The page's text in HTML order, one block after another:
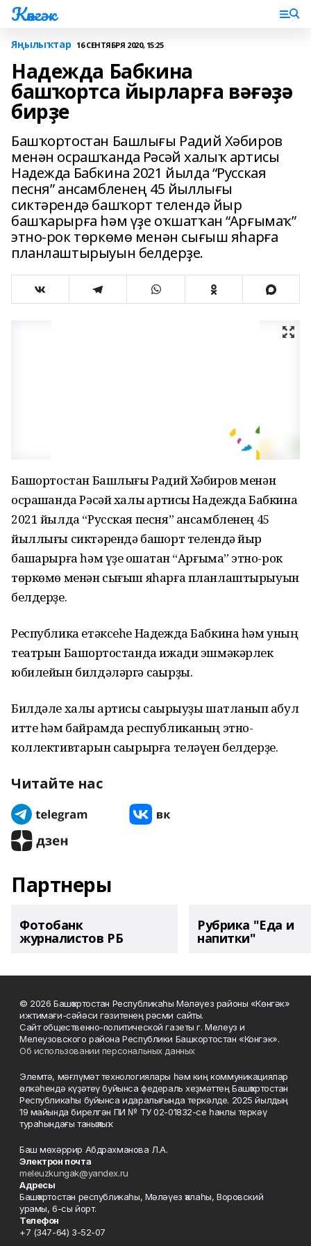
Көнгәк
Яңылыҡтар 16 СЕНТЯБРЯ 2020, 15:25
Надежда Бабкина
башҡортса йырларға вәғәҙә
бирҙе
Башҡортостан Башлығы Радий Хәбиров
менән осрашҡанда Рәсәй халыҡ артисы
Надежда Бабкина 2021 йылда “Русская
песня” ансамбленең 45 йыллығы
сиктәрендә башҡорт телендә йыр
башҡарырға һәм үҙе оҡшатҡан “Арғымаҡ”
этно-рок төркөмө менән сығыш яһарға
планлаштырыуын белдерҙе.
Башҡортостан Башлығы Радий Хәбиров менән
осрашҡанда Рәсәй халыҡ артисы Надежда Бабкина
2021 йылда “Русская песня” ансамбленең 45
йыллығы сиктәрендә башҡорт телендә йыр
башҡарырға һәм үҙе оҡшатҡан “Арғымаҡ” этно-рок
төркөмө менән сығыш яһарға планлаштырыуын
белдерҙе.
Республика етәксеһе Надежда Бабкина һәм уның
театрын Башҡортостанда ижади эшмәкәрлек
юбилейын билдәләргә саҡырҙы.
Билдәле халыҡ артисы саҡырыуҙы шатланып ҡабул
итте һәм байрамда республиканың этно-
коллективтарын саҡырырға теләүен белдерҙе.
Читайте нас
Партнеры
Фотобанк
журналистов РБ
Рубрика "Еда и
напитки"
© 2026 Башҡортостан Республикаһы Мәләүез районы «Көнгәк»
ижтимағи-сәйәси гәзитенең рәсми сайты.
Сайт общественно-политической газеты г. Мелеуз и
Мелеузовского района Республики Башкортостан «Конгэк».
Об использовании персональных данных
Элемтә, мәғлүмәт технологиялары һәм киң коммуникациялар
өлкәһендә күҙәтеү буйынса федераль хеҙмәттең Башҡортостан
Республикаһы буйынса идаралығында теркәлде. 2025 йылдың
19 майында бирелгән ПИ № ТУ 02-01832-се һанлы теркәү
тураһындағы таныҡлыҡ.
Баш мөхәррир Абдрахманова Л.А.
Электрон почта
meleuzkungak@yandex.ru
Адресы
Башҡортостан республикаһы, Мәләүез ҡалаһы, Воровский
урамы, 6-сы йорт.
Телефон
+7 (347-64) 3-52-07